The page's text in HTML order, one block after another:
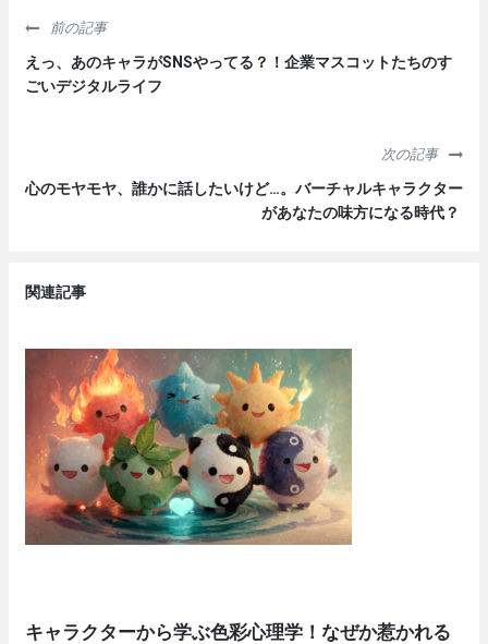
前の記事
えっ、あのキャラがSNSやってる？！企業マスコットたちのす
ごいデジタルライフ
次の記事
心のモヤモヤ、誰かに話したいけど…。バーチャルキャラクター
があなたの味方になる時代？
関連記事
キャラクターから学ぶ色彩心理学！なぜか惹かれる